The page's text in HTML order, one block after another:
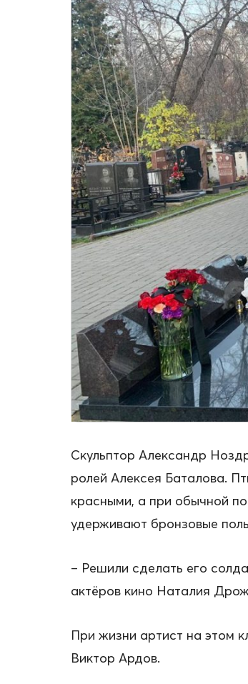
Скульптор Александр
ролей Алексея Баталова.
красными, а при обычной
удерживают бронзовые
– Решили сделать его
актёров кино Наталия
При жизни артист на этом
Виктор Ардов.